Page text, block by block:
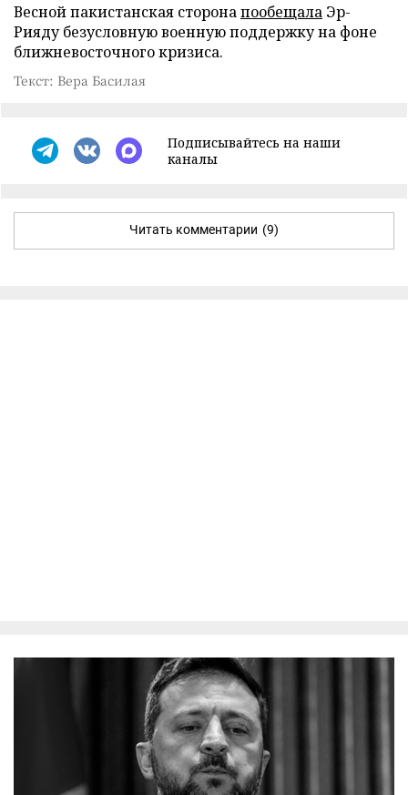
Весной пакистанская сторонапообещала Эр-
Рияду безусловную военную поддержку на фоне
ближневосточного кризиса.
Текст: Вера Басилая
Подписывайтесь на наши
каналы
Читать комментарии (9)